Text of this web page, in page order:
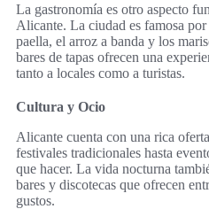
La gastronomía es otro aspecto
Alicante. La ciudad es famosa
paella, el arroz a banda y los
bares de tapas ofrecen una
tanto a locales como a turistas.
Cultura y Ocio
Alicante cuenta con una rica
festivales tradicionales hasta
que hacer. La vida nocturna
bares y discotecas que ofrecen
gustos.